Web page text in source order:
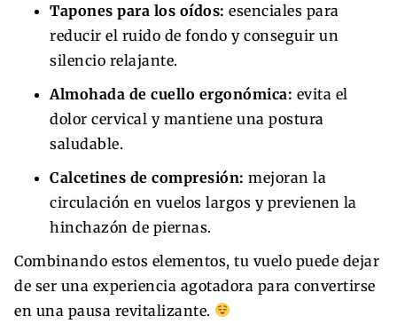
Tapones para los oídos: esenciales para
reducir el ruido de fondo y conseguir un
silencio relajante.
Almohada de cuello ergonómica: evita el
dolor cervical y mantiene una postura
saludable.
Calcetines de compresión: mejoran la
circulación en vuelos largos y previenen la
hinchazón de piernas.
Combinando estos elementos, tu vuelo puede dejar
de ser una experiencia agotadora para convertirse
en una pausa revitalizante.